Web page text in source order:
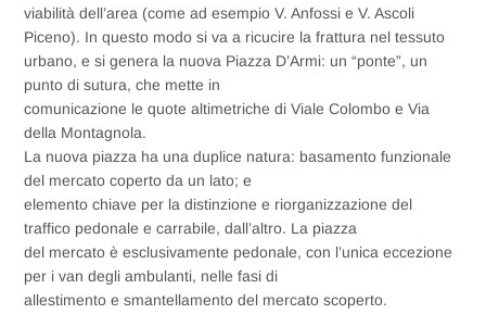
viabilità dell’area (come ad esempio V. Anfossi e V. Ascoli
Piceno). In questo modo si va a ricucire la frattura nel tessuto
urbano, e si genera la nuova Piazza D’Armi: un “ponte”, un
punto di sutura, che mette in
comunicazione le quote altimetriche di Viale Colombo e Via
della Montagnola.
La nuova piazza ha una duplice natura: basamento funzionale
del mercato coperto da un lato; e
elemento chiave per la distinzione e riorganizzazione del
traffico pedonale e carrabile, dall’altro. La piazza
del mercato è esclusivamente pedonale, con l’unica eccezione
per i van degli ambulanti, nelle fasi di
allestimento e smantellamento del mercato scoperto.